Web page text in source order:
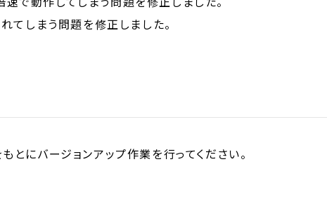
てしまう問題を修正しました。
にバージョンアップ作業を行ってください。